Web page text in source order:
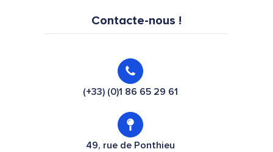
Contacte-nous !
(+33) (0)1 86 65 29 61
49, rue de Ponthieu